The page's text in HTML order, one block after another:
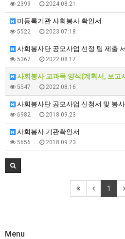
2399 2024.08.21
미등록기관 사회봉사 확인서
5522 2023.07.18
사회봉사단 공모사업 선정 팀 제출
5367 2022.08.17
사회봉사 교과목 양식(계획서, 보고
5547 2022.08.16
사회봉사단 공모사업 신청서 및 봉
6982 2018.09.23
사회봉사 기관확인서
5656 2018.09.23
1
Menu